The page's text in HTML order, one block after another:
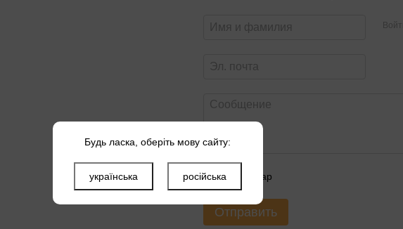
Оцените товар
Отправить
Будь ласка, оберіть мову сайту:
українська російська